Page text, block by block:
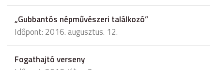
„Gubbantós népművészeri találkozó”
Időpont: 2016. augusztus. 12.
Fogathajtó verseny